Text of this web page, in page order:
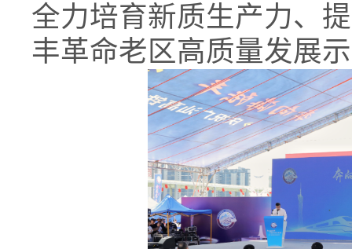
全力培育新质生产力、
丰革命老区高质量发展